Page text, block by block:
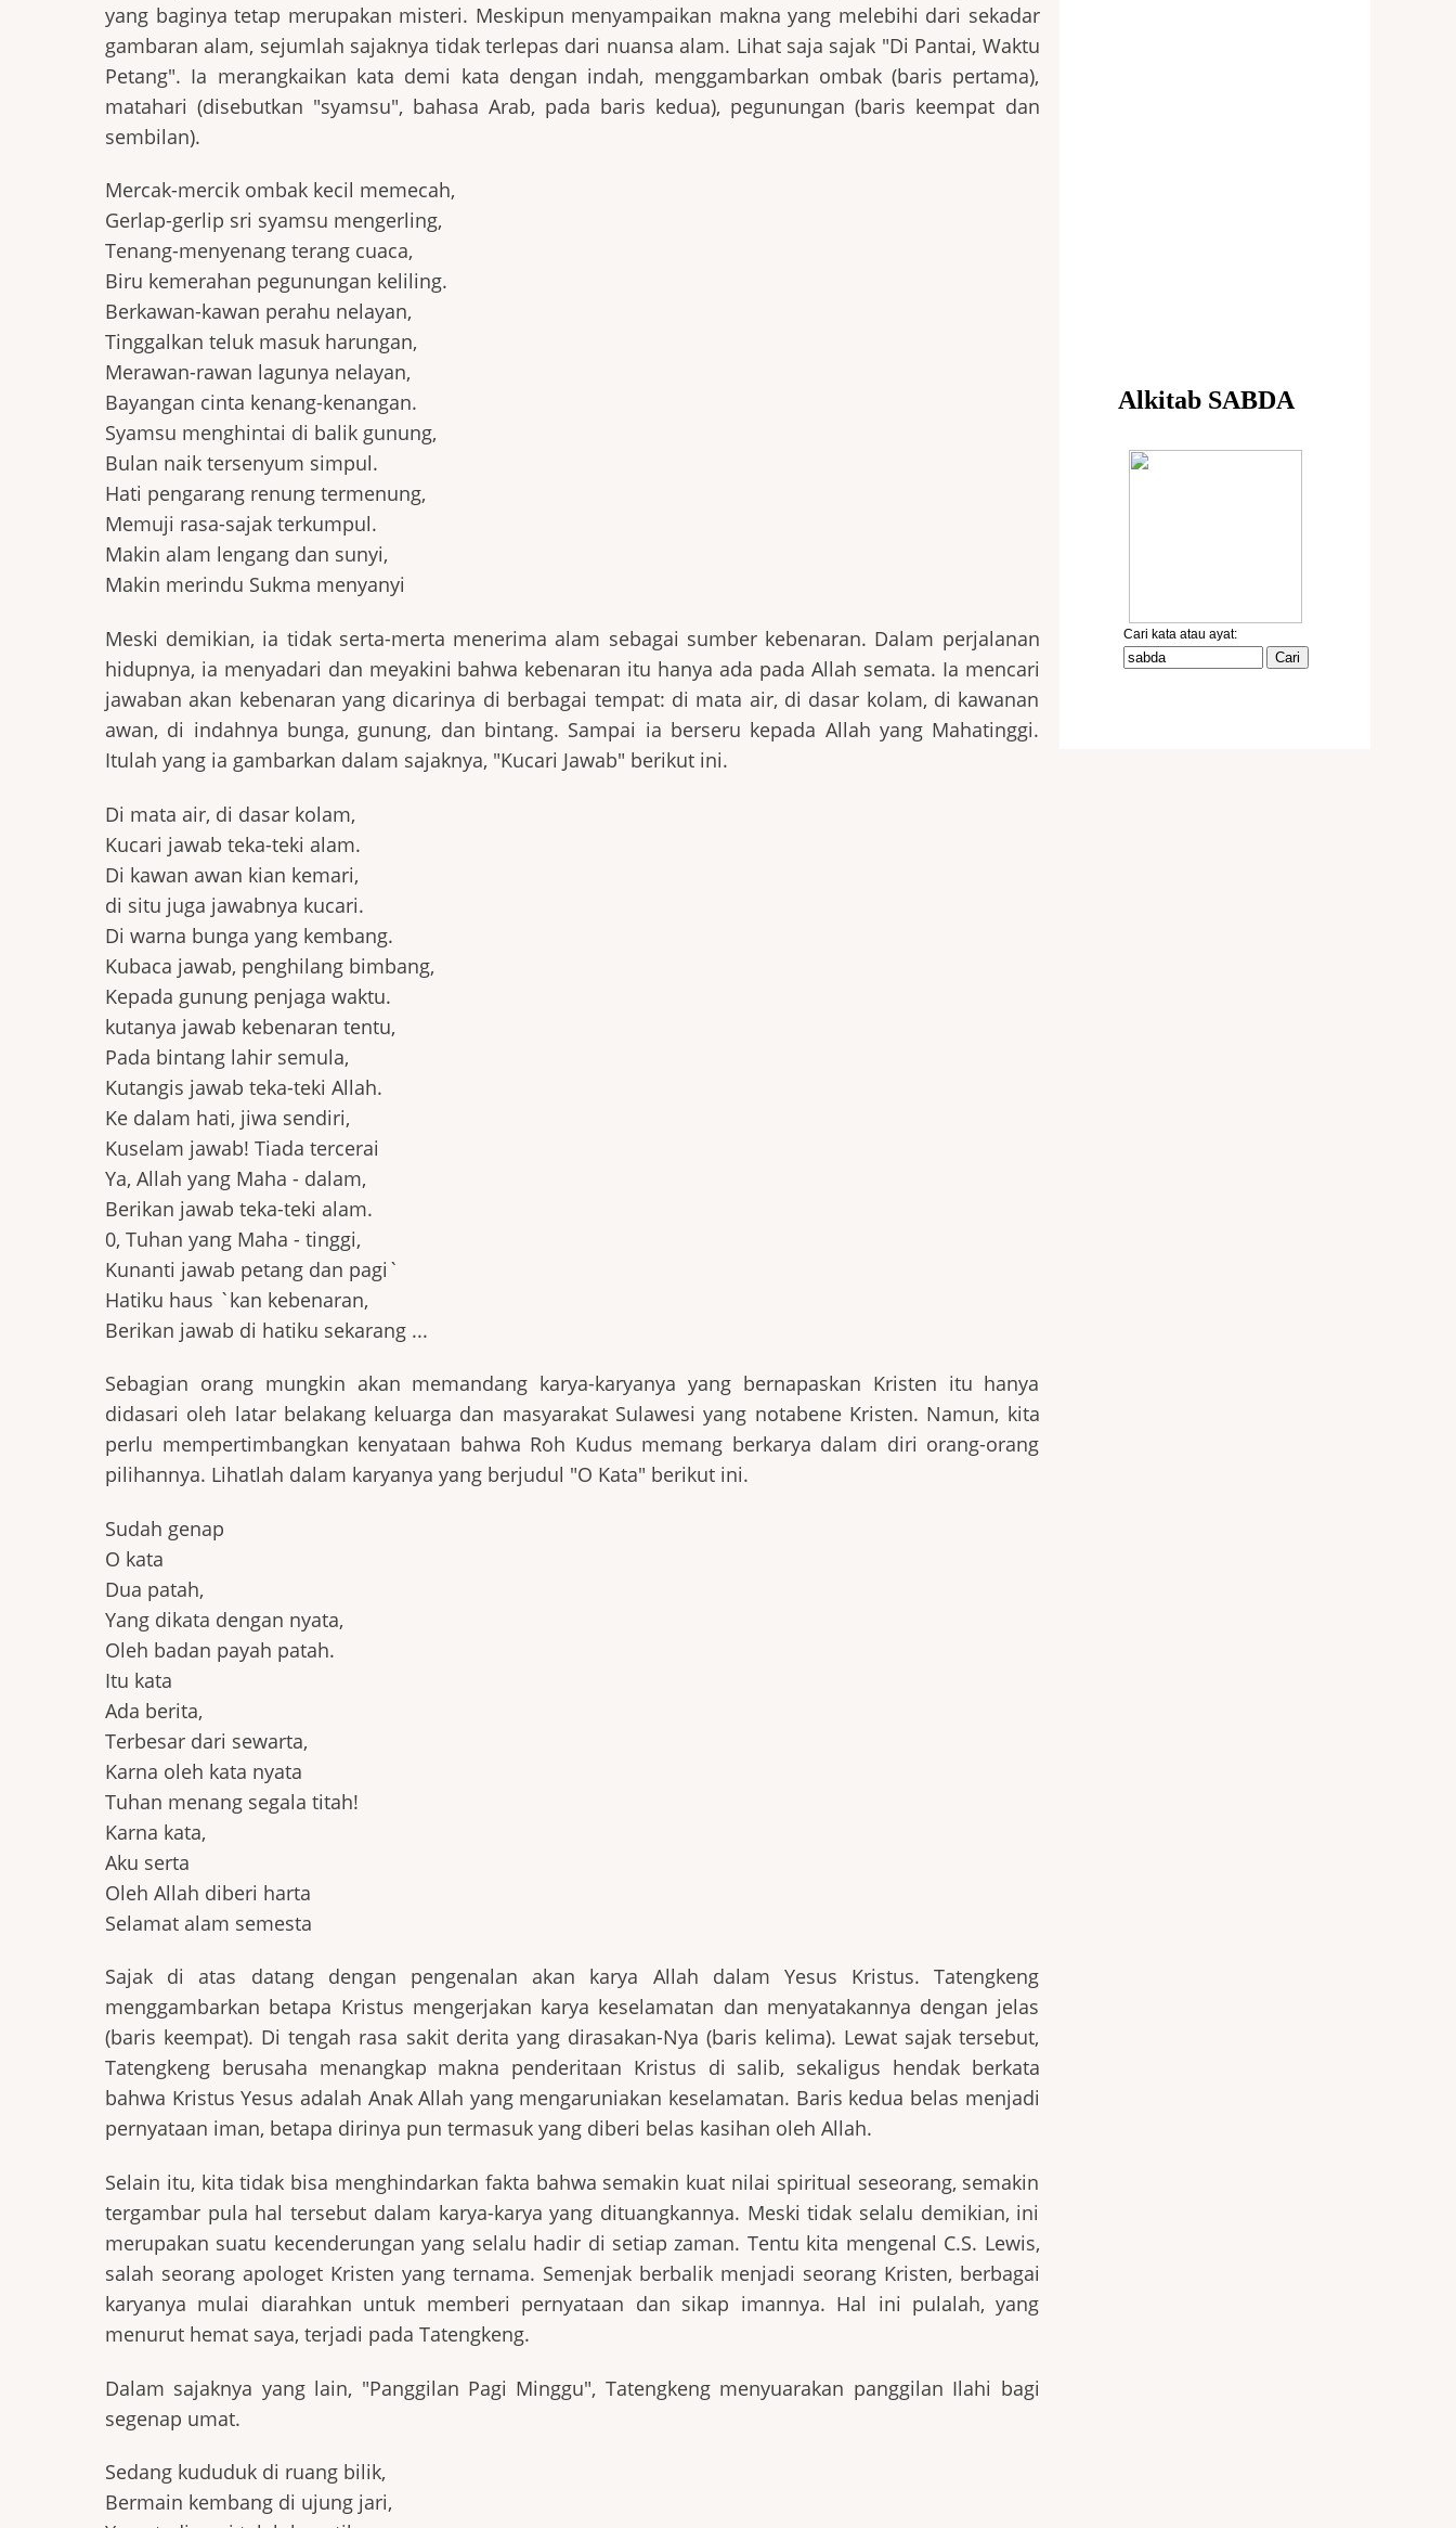
yang baginya tetap merupakan misteri. Meskipun menyampaikan makna yang melebihi dari sekadar
gambaran alam, sejumlah sajaknya tidak terlepas dari nuansa alam. Lihat saja sajak "Di Pantai, Waktu
Petang". Ia merangkaikan kata demi kata dengan indah, menggambarkan ombak (baris pertama),
matahari (disebutkan "syamsu", bahasa Arab, pada baris kedua), pegunungan (baris keempat dan
sembilan).
Mercak-mercik ombak kecil memecah,
Gerlap-gerlip sri syamsu mengerling,
Tenang-menyenang terang cuaca,
Biru kemerahan pegunungan keliling.
Berkawan-kawan perahu nelayan,
Tinggalkan teluk masuk harungan,
Merawan-rawan lagunya nelayan,
Bayangan cinta kenang-kenangan.
Syamsu menghintai di balik gunung,
Bulan naik tersenyum simpul.
Hati pengarang renung termenung,
Memuji rasa-sajak terkumpul.
Makin alam lengang dan sunyi,
Makin merindu Sukma menyanyi
Meski demikian, ia tidak serta-merta menerima alam sebagai sumber kebenaran. Dalam perjalanan
hidupnya, ia menyadari dan meyakini bahwa kebenaran itu hanya ada pada Allah semata. Ia mencari
jawaban akan kebenaran yang dicarinya di berbagai tempat: di mata air, di dasar kolam, di kawanan
awan, di indahnya bunga, gunung, dan bintang. Sampai ia berseru kepada Allah yang Mahatinggi.
Itulah yang ia gambarkan dalam sajaknya, "Kucari Jawab" berikut ini.
Di mata air, di dasar kolam,
Kucari jawab teka-teki alam.
Di kawan awan kian kemari,
di situ juga jawabnya kucari.
Di warna bunga yang kembang.
Kubaca jawab, penghilang bimbang,
Kepada gunung penjaga waktu.
kutanya jawab kebenaran tentu,
Pada bintang lahir semula,
Kutangis jawab teka-teki Allah.
Ke dalam hati, jiwa sendiri,
Kuselam jawab! Tiada tercerai
Ya, Allah yang Maha - dalam,
Berikan jawab teka-teki alam.
0, Tuhan yang Maha - tinggi,
Kunanti jawab petang dan pagi`
Hatiku haus `kan kebenaran,
Berikan jawab di hatiku sekarang ...
Sebagian orang mungkin akan memandang karya-karyanya yang bernapaskan Kristen itu hanya
didasari oleh latar belakang keluarga dan masyarakat Sulawesi yang notabene Kristen. Namun, kita
perlu mempertimbangkan kenyataan bahwa Roh Kudus memang berkarya dalam diri orang-orang
pilihannya. Lihatlah dalam karyanya yang berjudul "O Kata" berikut ini.
Sudah genap
O kata
Dua patah,
Yang dikata dengan nyata,
Oleh badan payah patah.
Itu kata
Ada berita,
Terbesar dari sewarta,
Karna oleh kata nyata
Tuhan menang segala titah!
Karna kata,
Aku serta
Oleh Allah diberi harta
Selamat alam semesta
Sajak di atas datang dengan pengenalan akan karya Allah dalam Yesus Kristus. Tatengkeng
menggambarkan betapa Kristus mengerjakan karya keselamatan dan menyatakannya dengan jelas
(baris keempat). Di tengah rasa sakit derita yang dirasakan-Nya (baris kelima). Lewat sajak tersebut,
Tatengkeng berusaha menangkap makna penderitaan Kristus di salib, sekaligus hendak berkata
bahwa Kristus Yesus adalah Anak Allah yang mengaruniakan keselamatan. Baris kedua belas menjadi
pernyataan iman, betapa dirinya pun termasuk yang diberi belas kasihan oleh Allah.
Selain itu, kita tidak bisa menghindarkan fakta bahwa semakin kuat nilai spiritual seseorang, semakin
tergambar pula hal tersebut dalam karya-karya yang dituangkannya. Meski tidak selalu demikian, ini
merupakan suatu kecenderungan yang selalu hadir di setiap zaman. Tentu kita mengenal C.S. Lewis,
salah seorang apologet Kristen yang ternama. Semenjak berbalik menjadi seorang Kristen, berbagai
karyanya mulai diarahkan untuk memberi pernyataan dan sikap imannya. Hal ini pulalah, yang
menurut hemat saya, terjadi pada Tatengkeng.
Dalam sajaknya yang lain, "Panggilan Pagi Minggu", Tatengkeng menyuarakan panggilan Ilahi bagi
segenap umat.
Sedang kududuk di ruang bilik,
Bermain kembang di ujung jari,